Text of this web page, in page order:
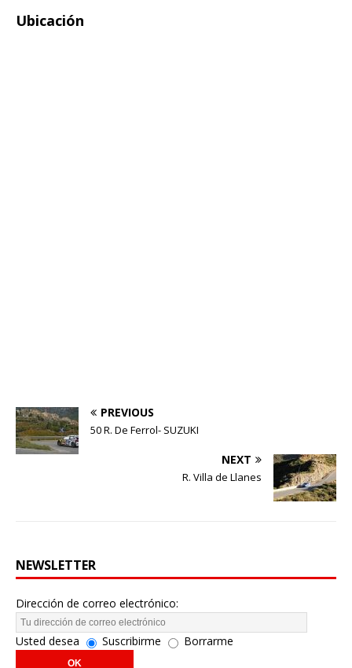
Ubicación
PREVIOUS
50 R. De Ferrol- SUZUKI
NEXT
R. Villa de Llanes
NEWSLETTER
Dirección de correo electrónico:
Usted desea Suscribirme Borrarme